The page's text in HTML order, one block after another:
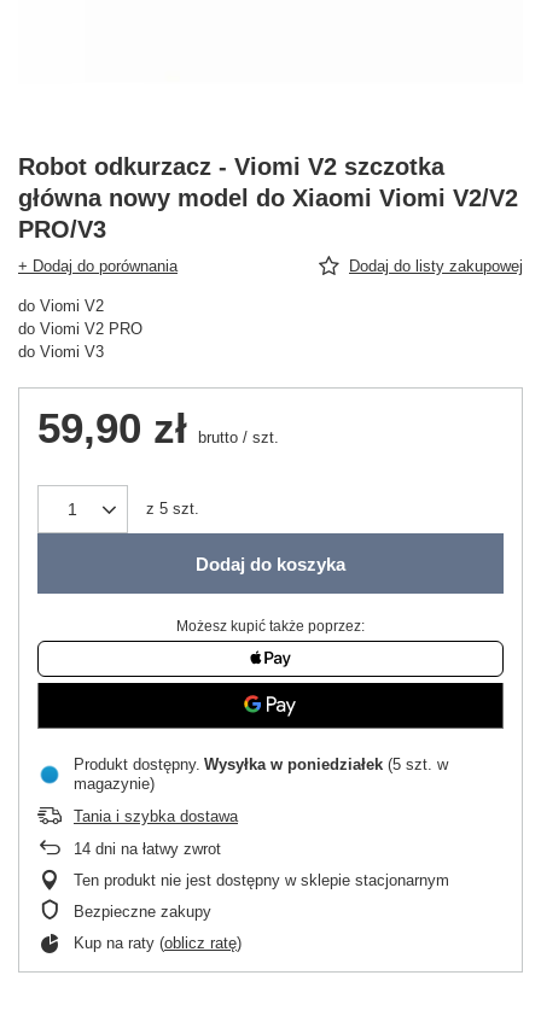
Robot odkurzacz - Viomi V2 szczotka
główna nowy model do Xiaomi Viomi V2/V2
PRO/V3
+ Dodaj do porównania Dodaj do listy zakupowej
do Viomi V2
do Viomi V2 PRO
do Viomi V3
59,90 zł brutto / szt.
z 5 szt.
Dodaj do koszyka
Możesz kupić także poprzez:
Produkt dostępny Wysyłka w poniedziałek (5 szt. w
magazynie)
Tania i szybka dostawa
14 dni na łatwy zwrot
Ten produkt nie jest dostępny w sklepie stacjonarnym
Bezpieczne zakupy
Kup na raty (oblicz ratę)